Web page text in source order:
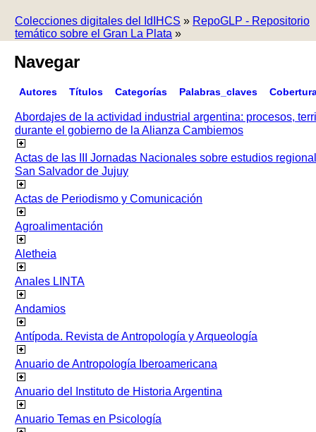
Colecciones digitales del IdIHCS » RepoGLP - Repositorio
temático sobre el Gran La Plata »
Navegar
Autores Títulos Categorías Palabras_claves
Abordajes de la actividad industrial argentina: procesos,
durante el gobierno de la Alianza Cambiemos
Actas de las III Jornadas Nacionales sobre estudios
San Salvador de Jujuy
Actas de Periodismo y Comunicación
Agroalimentación
Aletheia
Anales LINTA
Andamios
Antípoda. Revista de Antropología y Arqueología
Anuario de Antropología Iberoamericana
Anuario del Instituto de Historia Argentina
Anuario Temas en Psicología